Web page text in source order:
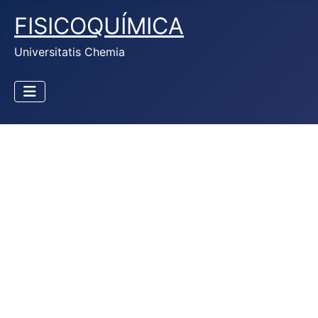
FISICOQUÍMICA
Universitatis Chemia